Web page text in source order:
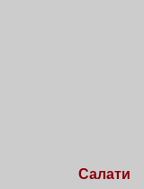
Салати